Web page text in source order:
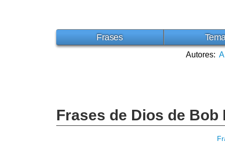
Frases
Autores: A
Frases de Dios de Bob